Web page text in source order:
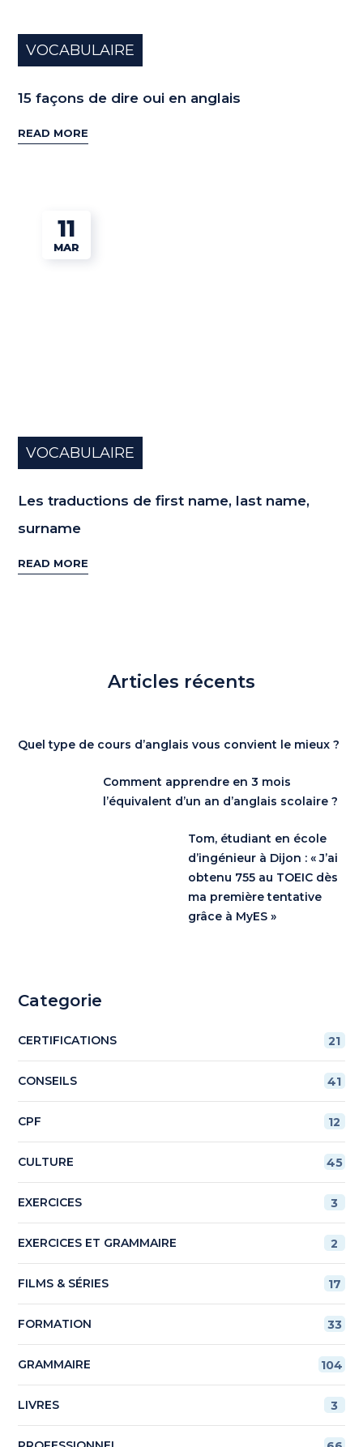
VOCABULAIRE
15 façons de dire oui en anglais
READ MORE
11
MAR
VOCABULAIRE
Les traductions de first name, last name,
surname
READ MORE
Articles récents
Quel type de cours d’anglais vous convient le mieux ?
Comment apprendre en 3 mois
l’équivalent d’un an d’anglais scolaire ?
Tom, étudiant en école
d’ingénieur à Dijon : « J’ai
obtenu 755 au TOEIC dès
ma première tentative
grâce à MyES »
Categorie
CERTIFICATIONS 21
CONSEILS 41
CPF 12
CULTURE 45
EXERCICES 3
EXERCICES ET GRAMMAIRE 2
FILMS & SÉRIES 17
FORMATION 33
GRAMMAIRE 104
LIVRES 3